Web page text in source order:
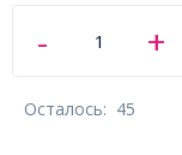
Осталось: 45